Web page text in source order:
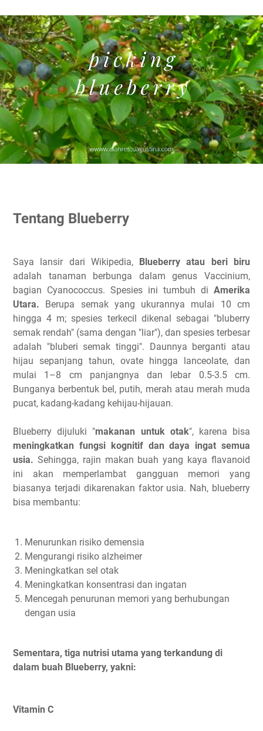
Tentang Blueberry
Saya lansir dari Wikipedia,Blueberry atau beri biru
adalah tanaman berbunga dalam genus Vaccinium,
bagian Cyanococcus. Spesies ini tumbuh di Amerika
Utara. Berupa semak yang ukurannya mulai 10 cm
hingga 4 m; spesies terkecil dikenal sebagai "bluberry
semak rendah" (sama dengan "liar"), dan spesies terbesar
adalah "bluberi semak tinggi". Daunnya berganti atau
hijau sepanjang tahun, ovate hingga lanceolate, dan
mulai 1–8 cm panjangnya dan lebar 0.5-3.5 cm.
Bunganya berbentuk bel, putih, merah atau merah muda
pucat, kadang-kadang kehijau-hijauan.
Blueberry dijuluki "makanan untuk otak", karena bisa
meningkatkan fungsi kognitif dan daya ingat semua
usia. Sehingga, rajin makan buah yang kaya flavanoid
ini akan memperlambat gangguan memori yang
biasanya terjadi dikarenakan faktor usia. Nah, blueberry
bisa membantu:
Menurunkan risiko demensia
Mengurangi risiko alzheimer
Meningkatkan sel otak
Meningkatkan konsentrasi dan ingatan
Mencegah penurunan memori yang berhubungan
dengan usia
Sementara, tiga nutrisi utama yang terkandung di
dalam buah Blueberry, yakni:
Vitamin C